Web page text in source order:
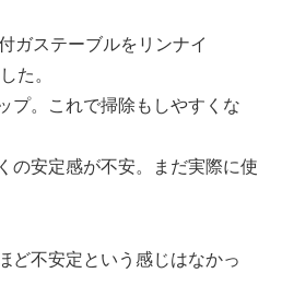
ガステーブルをリンナイ
た。
プ。これで掃除もしやすくな
の安定感が不安。まだ実際に使
ど不安定という感じはなかっ